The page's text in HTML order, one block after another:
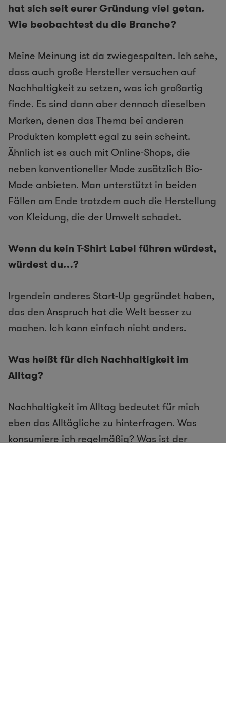
hat sich seit eurer Gründung viel getan.
Wie beobachtest du die Branche?
Meine Meinung ist da zwiegespalten. Ich sehe,
dass auch große Hersteller versuchen auf
Nachhaltigkeit zu setzen, was ich großartig
finde. Es sind dann aber dennoch dieselben
Marken, denen das Thema bei anderen
Produkten komplett egal zu sein scheint.
Ähnlich ist es auch mit Online-Shops, die
neben konventioneller Mode zusätzlich Bio-
Mode anbieten. Man unterstützt in beiden
Fällen am Ende trotzdem auch die Herstellung
von Kleidung, die der Umwelt schadet.
Wenn du kein T-Shirt Label führen würdest,
würdest du…?
Irgendein anderes Start-Up gegründet haben,
das den Anspruch hat die Welt besser zu
machen. Ich kann einfach nicht anders.
Was heißt für dich Nachhaltigkeit im
Alltag?
Nachhaltigkeit im Alltag bedeutet für mich
eben das Alltägliche zu hinterfragen. Was
konsumiere ich regelmäßig? Was ist der